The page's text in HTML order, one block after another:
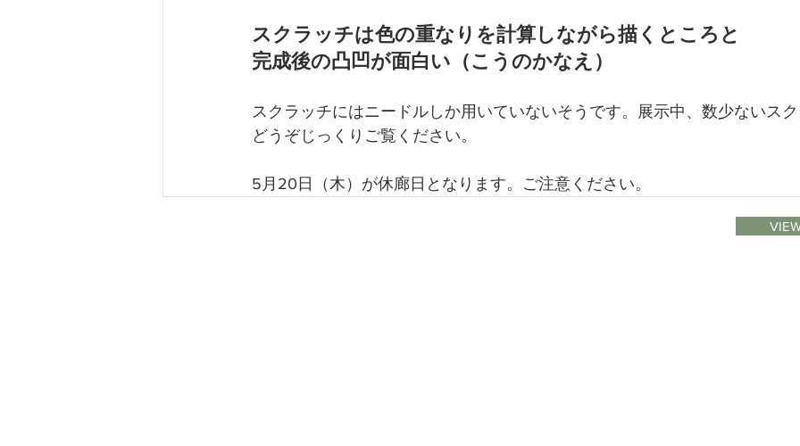
スクラッチは色の重なりを計算しながら描くところと
完成後の凸凹が面白い（こうのかなえ）
スクラッチにはニードルしか用いていないそうです。展示中、数少ないス
どうぞじっくりご覧ください。
5月20日（木）が休廊日となります。ご注意ください。